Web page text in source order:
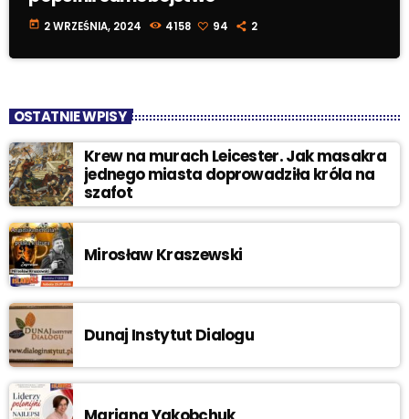
today 2 WRZEŚNIA, 2024 4158 94 2
OSTATNIE WPISY
Krew na murach Leicester. Jak masakra
jednego miasta doprowadziła króla na
szafot
Mirosław Kraszewski
Dunaj Instytut Dialogu